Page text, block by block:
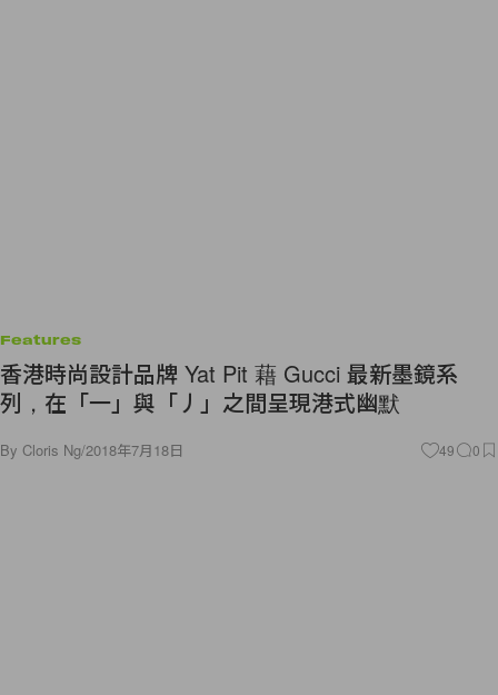
Features
香港時尚設計品牌 Yat Pit 藉 Gucci 最新墨鏡系
列，在「一」與「丿」之間呈現港式幽默
By Cloris Ng/2018年7月18日 49 0